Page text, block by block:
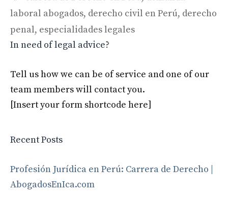
laboral abogados, derecho civil en Perú, derecho
penal, especialidades legales
In need of legal advice?
Tell us how we can be of service and one of our
team members will contact you.
[Insert your form shortcode here]
Recent Posts
Profesión Jurídica en Perú: Carrera de Derecho |
AbogadosEnIca.com